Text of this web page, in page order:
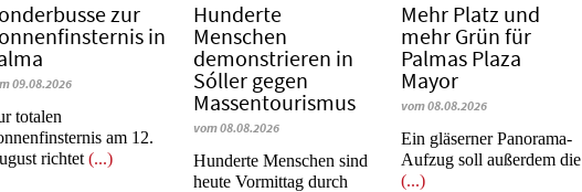
zur
in
09.08.2026
totalen
am 12.
richtet(...)
Hunderte
Menschen
demonstrieren in
Sóller gegen
Massentourismus
vom 08.08.2026
Hunderte Menschen sind
heute Vormittag durch
Mehr Platz und
mehr Grün für
Palmas Plaza
Mayor
vom 08.08.2026
Ein gläserner Panorama-
Aufzug soll außerdem die
(...)